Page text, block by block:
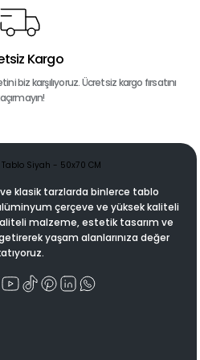
Kargo
biz karşılıyoruz. Ücretsiz kargo fırsatını
klasik tarzlarda binlerce tablo
çerçeve ve yüksek kaliteli
malzeme, estetik tasarım ve
yaşam alanlarınıza değer